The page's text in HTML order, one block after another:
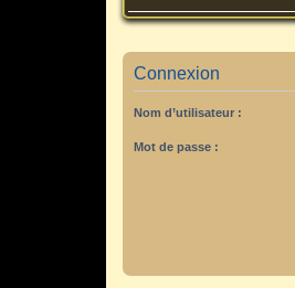
Connexion
Nom d’utilisateur :
Mot de passe :